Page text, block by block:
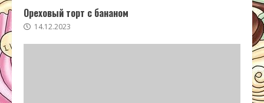
Ореховый торт с бананом
14.12.2023